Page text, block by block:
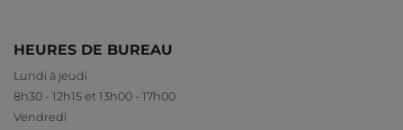
HEURES DE BUREAU
Lundi à jeudi
8h30 - 12h15 et 13h00 - 17h00
Vendredi